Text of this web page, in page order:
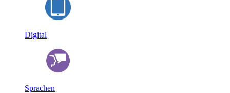
Digital
Sprachen